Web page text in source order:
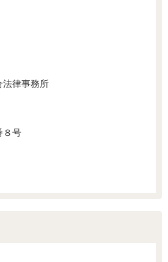
法律事務所
８号